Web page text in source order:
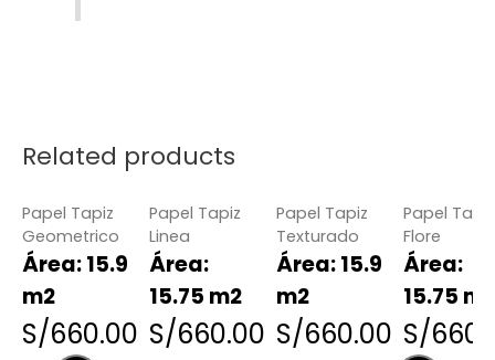
Related products
Papel Tapiz
Geometrico
Área: 15.9
m2
S/660.00
Papel Tapiz
Linea
Área:
15.75 m2
S/660.00
Papel Tapiz
Texturado
Área: 15.9
m2
S/660.00
Papel Tapiz
Flore
Área:
15.75 m2
S/